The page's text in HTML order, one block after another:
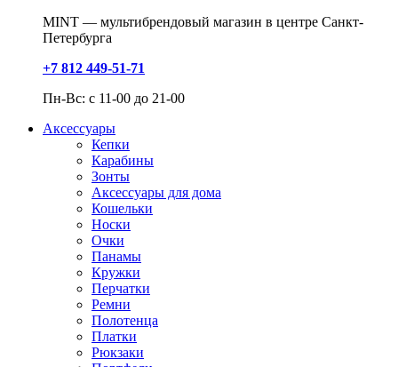
MINT — мультибрендовый магазин в центре Санкт-
Петербурга
+7 812 449-51-71
Пн-Вс: с 11-00 до 21-00
Аксессуары
Кепки
Карабины
Зонты
Аксессуары для дома
Кошельки
Носки
Очки
Панамы
Кружки
Перчатки
Ремни
Полотенца
Платки
Рюкзаки